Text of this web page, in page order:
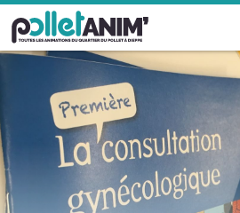
Pollet Anim'